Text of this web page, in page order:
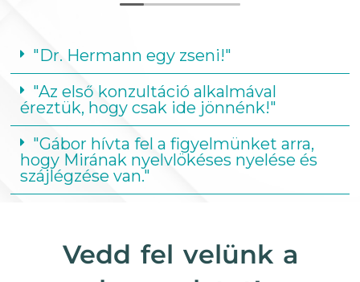
"Dr. Hermann egy zseni!"
"Az első konzultáció alkalmával
éreztük, hogy csak ide jönnénk!"
"Gábor hívta fel a figyelmünket arra,
hogy Mirának nyelvlökéses nyelése és
szájlégzése van."
Vedd fel velünk a